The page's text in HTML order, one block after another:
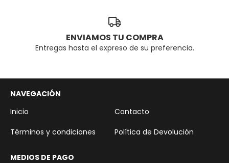
ENVIAMOS TU COMPRA
Entregas hasta el expreso de su preferencia.
NAVEGACIÓN
Inicio
Contacto
Términos y condiciones
Política de Devolución
MEDIOS DE PAGO